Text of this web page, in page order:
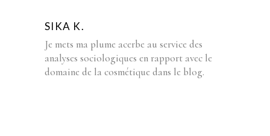
SIKA K.
Je mets ma plume acerbe au service des
analyses sociologiques en rapport avec le
domaine de la cosmétique dans le blog.